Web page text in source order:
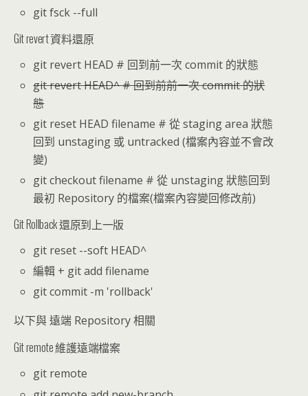
git fsck --full
Git revert 資料還原
git revert HEAD # 回到前一次 commit 的狀態
git revert HEAD^ # 回到前前一次 commit 的狀
態
git reset HEAD filename # 從 staging area 狀態
回到 unstaging 或 untracked (檔案內容並不會改
變)
git checkout filename # 從 unstaging 狀態回到
最初 Repository 的檔案(檔案內容變回修改前)
Git Rollback 還原到上一版
git reset --soft HEAD^
編輯 + git add filename
git commit -m 'rollback'
以下與 遠端 Repository 相關
Git remote 維護遠端檔案
git remote